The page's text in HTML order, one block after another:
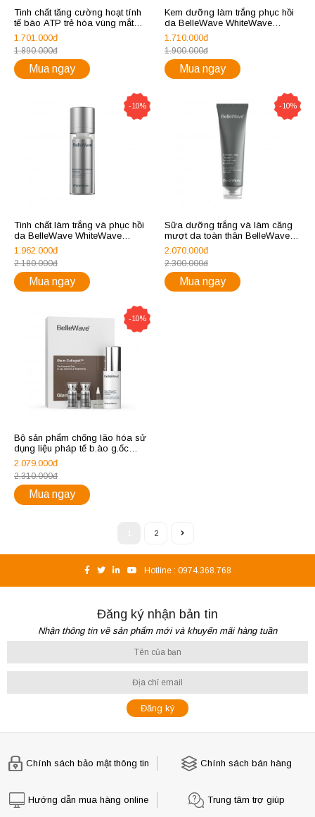
Tinh chất tăng cường hoạt tính
tế bào ATP trẻ hóa vùng mắt
BelleWave EyeWave Visionergy
ATP Cell Activating Serum
1.701.000đ
1.890.000đ
Mua ngay
Kem dưỡng làm trắng phục hồi
da BelleWave WhiteWave
Restorative Luminous Cream
1.710.000đ
1.900.000đ
Mua ngay
-10%
Tinh chất làm trắng và phục hồi
da BelleWave WhiteWave
Restorative Luminous Essence
1.962.000đ
2.180.000đ
Mua ngay
-10%
Sữa dưỡng trắng và làm căng
mượt da toàn thân BelleWave
BodyWave Porcelain Luxe
Velvety Lush Brightener
2.070.000đ
2.300.000đ
Mua ngay
-10%
Bộ sản phẩm chống lão hóa sử
dụng liệu pháp tế b.ào g.ốc
BelleWave GlamorWave Stem-
Cellogist (Radiant-smooth
Cleanser + Youth Serum)
2.079.000đ
2.310.000đ
Mua ngay
2
Hotline : 0974.368.768
Đăng ký nhận bản tin
Nhận thông tin về sản phẩm mới và khuyến mãi hàng tuần
Chính sách bảo mật thông tin Chính sách bán hàng
Hướng dẫn mua hàng online Trung tâm trợ giúp